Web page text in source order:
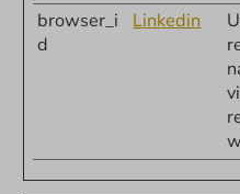
browser_i
d
Linkedin